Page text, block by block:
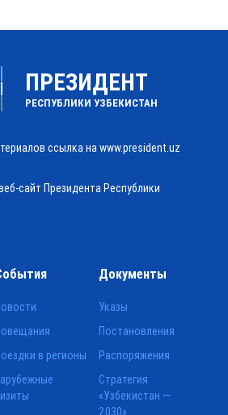
ПРЕЗИДЕНТ
РЕСПУБЛИКИ УЗБЕКИСТАН
ссылка на www.president.uz
сайт Президента Республики
в регионы
Документы
Указы
Постановления
Распоряжения
Стратегия
«Узбекистан —
2030»